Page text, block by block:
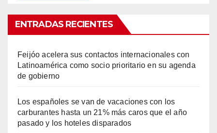
ENTRADAS RECIENTES
Feijóo acelera sus contactos internacionales con
Latinoamérica como socio prioritario en su agenda
de gobierno
Los españoles se van de vacaciones con los
carburantes hasta un 21% más caros que el año
pasado y los hoteles disparados